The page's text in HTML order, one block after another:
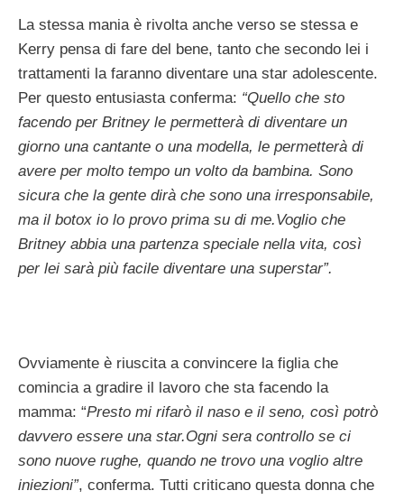
La stessa mania è rivolta anche verso se stessa e
Kerry pensa di fare del bene, tanto che secondo lei i
trattamenti la faranno diventare una star adolescente.
Per questo entusiasta conferma: “Quello che sto
facendo per Britney le permetterà di diventare un
giorno una cantante o una modella, le permetterà di
avere per molto tempo un volto da bambina. Sono
sicura che la gente dirà che sono una irresponsabile,
ma il botox io lo provo prima su di me.Voglio che
Britney abbia una partenza speciale nella vita, così
per lei sarà più facile diventare una superstar”.
Ovviamente è riuscita a convincere la figlia che
comincia a gradire il lavoro che sta facendo la
mamma: “Presto mi rifarò il naso e il seno, così potrò
davvero essere una star.Ogni sera controllo se ci
sono nuove rughe, quando ne trovo una voglio altre
iniezioni”, conferma. Tutti criticano questa donna che